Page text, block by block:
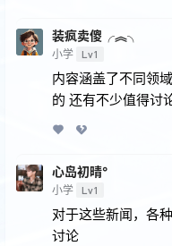
装疯卖傻╭︽╮
小学 Lv1
内容涵盖了不同领
的 还有不少值得讨
心岛初晴°
小学 Lv1
对于这些新闻，各
讨论